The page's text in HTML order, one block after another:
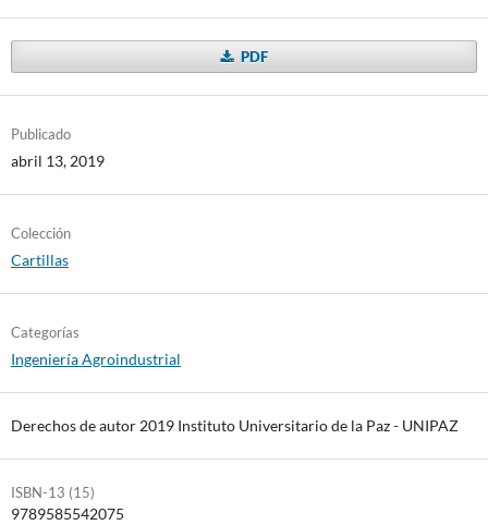
PDF
Publicado
abril 13, 2019
Colección
Cartillas
Categorías
Ingeniería Agroindustrial
Derechos de autor 2019 Instituto Universitario de la Paz - UNIPAZ
ISBN-13 (15)
9789585542075